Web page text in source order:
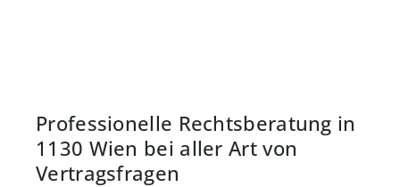
Professionelle Rechtsberatung in
1130 Wien bei aller Art von
Vertragsfragen